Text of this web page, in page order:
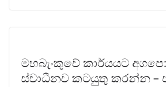
මහබැංකුවේ කාර්යයට
ස්වාධීනව කටයුතු කරන්න –